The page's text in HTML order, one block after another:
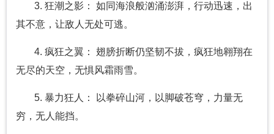
3. 狂潮之影： 如同海浪般汹涌澎湃，行动迅速，出
其不意，让敌人无处可逃。
4. 疯狂之翼： 翅膀折断仍坚韧不拔，疯狂地翱翔在
无尽的天空，无惧风霜雨雪。
5. 暴力狂人： 以拳碎山河，以脚破苍穹，力量无
穷，无人能挡。